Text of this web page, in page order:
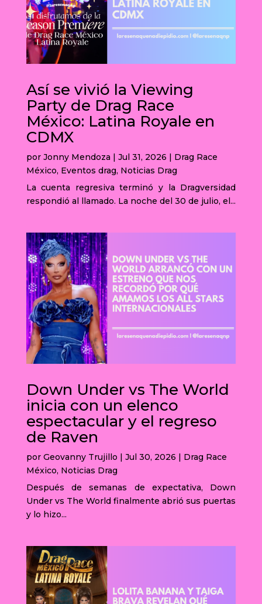
Así se vivió la Viewing
Party de Drag Race
México: Latina Royale en
CDMX
por Jonny Mendoza | Jul 31, 2026 | Drag Race
México, Eventos drag, Noticias Drag
La cuenta regresiva terminó y la Dragversidad
respondió al llamado. La noche del 30 de julio, el...
Down Under vs The World
inicia con un elenco
espectacular y el regreso
de Raven
por Geovanny Trujillo | Jul 30, 2026 | Drag Race
México, Noticias Drag
Después de semanas de expectativa, Down
Under vs The World finalmente abrió sus puertas
y lo hizo...